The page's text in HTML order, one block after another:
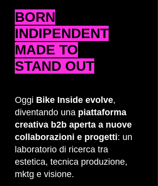
BORN
INDIPENDENT
MADE TO
STAND OUT
Oggi Bike Inside evolve,
diventando una piattaforma
creativa b2b aperta a nuove
collaborazioni e progetti: un
laboratorio di ricerca tra
estetica, tecnica produzione,
mktg e visione.